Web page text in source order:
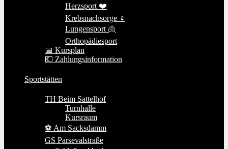
Herzsport ❤️
Krebsnachsorge ♀
Lungensport 🫁
Orthopädiesport
📅 Kursplan
💶 Zahlungsinformation
Sportstätten
TH Beim Sattelhof
Turnhalle
Kursraum
⚽ Am Sacksdamm
GS Parsevalstraße